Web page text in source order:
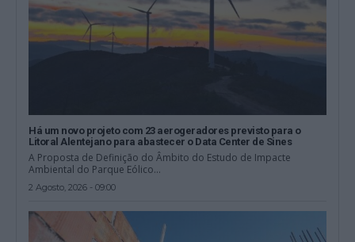
Há um novo projeto com 23 aerogeradores previsto para o
Litoral Alentejano para abastecer o Data Center de Sines
A Proposta de Definição do Âmbito do Estudo de Impacte
Ambiental do Parque Eólico...
2 Agosto, 2026 - 09:00